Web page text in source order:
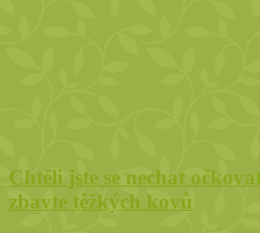
Chtěli jste se nechat
zbavte těžkých kovů